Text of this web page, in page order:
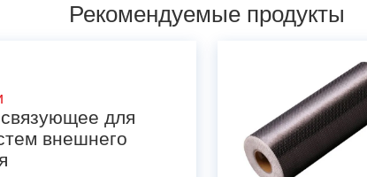
Рекомендуемые продукты
для
внешнего